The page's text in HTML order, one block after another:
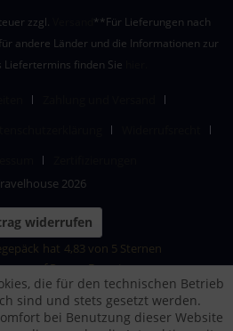
zzgl.
**Für Lieferungen nach
andere Länder und die Informationen zur
Liefertermins finden Sie
2026
widerrufen
hat 4,83 von 5 Sternen
auf ProvenExpert.com
die für den technischen Betrieb
sind und stets gesetzt werden.
bei Benutzung dieser Website